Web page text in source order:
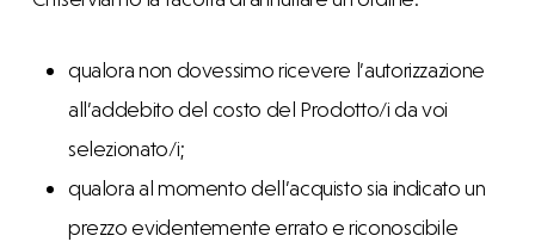
qualora non dovessimo ricevere l’autorizzazione
all’addebito del costo del Prodotto/i da voi
selezionato/i;
qualora al momento dell’acquisto sia indicato un
prezzo evidentemente errato e riconoscibile